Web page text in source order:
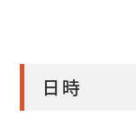
日時